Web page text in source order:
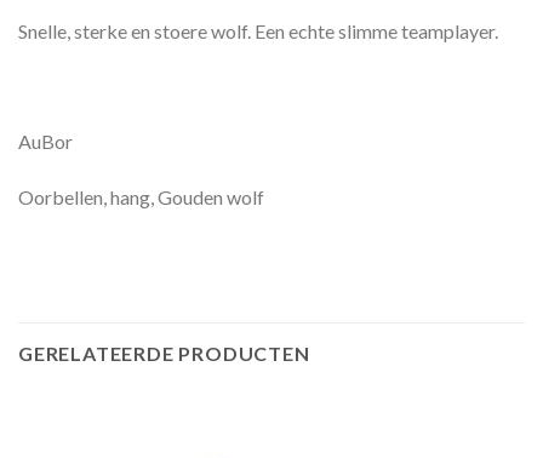
Snelle, sterke en stoere wolf. Een echte slimme teamplayer.
AuBor
Oorbellen, hang, Gouden wolf
GERELATEERDE PRODUCTEN